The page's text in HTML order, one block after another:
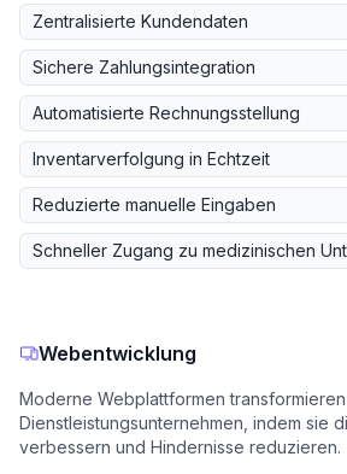
Zentralisierte Kundendaten
Sichere Zahlungsintegration
Automatisierte Rechnungsstellung
Inventarverfolgung in Echtzeit
Reduzierte manuelle Eingaben
Schneller Zugang zu medizinischen
Webentwicklung
Moderne Webplattformen
Dienstleistungsunternehmen, indem sie
verbessern und Hindernisse reduzieren.